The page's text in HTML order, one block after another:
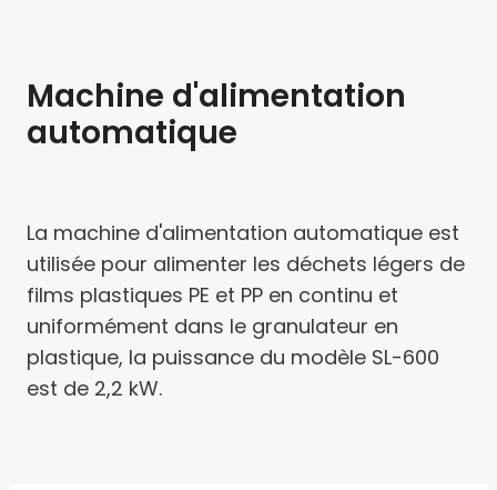
Machine d'alimentation
automatique
La machine d'alimentation automatique est
utilisée pour alimenter les déchets légers de
films plastiques PE et PP en continu et
uniformément dans le granulateur en
plastique, la puissance du modèle SL-600
est de 2,2 kW.